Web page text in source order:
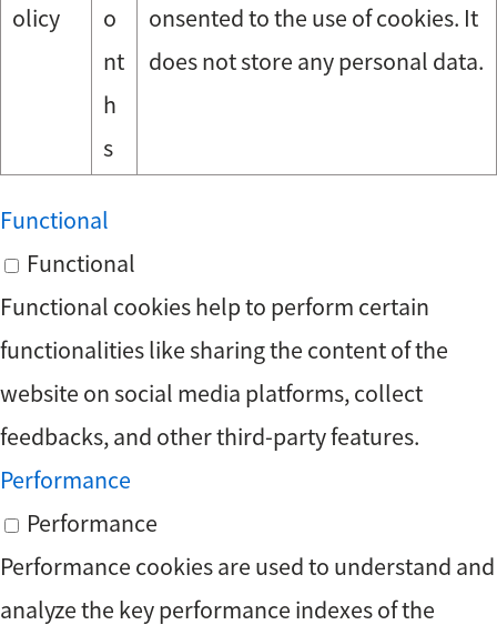
olicy
o
nt
h
s
onsented to the use of cookies. It
does not store any personal data.
Functional
Functional
Functional cookies help to perform certain
functionalities like sharing the content of the
website on social media platforms, collect
feedbacks, and other third-party features.
Performance
Performance
Performance cookies are used to understand and
analyze the key performance indexes of the